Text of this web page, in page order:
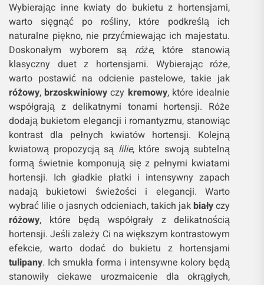
Wybierając inne kwiaty do bukietu z hortensjami,
warto sięgnąć po rośliny, które podkreślą ich
naturalne piękno, nie przyćmiewając ich majestatu.
Doskonałym wyborem są róże, które stanowią
klasyczny duet z hortensjami. Wybierając róże,
warto postawić na odcienie pastelowe, takie jak
różowy,brzoskwiniowy czy kremowy, które idealnie
współgrają z delikatnymi tonami hortensji. Róże
dodają bukietom elegancji i romantyzmu, stanowiąc
kontrast dla pełnych kwiatów hortensji. Kolejną
kwiatową propozycją są lilie, które swoją subtelną
formą świetnie komponują się z pełnymi kwiatami
hortensji. Ich gładkie płatki i intensywny zapach
nadają bukietowi świeżości i elegancji. Warto
wybrać lilie o jasnych odcieniach, takich jakbiałyczy
różowy, które będą współgrały z delikatnością
hortensji. Jeśli zależy Ci na większym kontrastowym
efekcie, warto dodać do bukietu z hortensjami
tulipany. Ich smukła forma i intensywne kolory będą
stanowiły ciekawe urozmaicenie dla okrągłych,